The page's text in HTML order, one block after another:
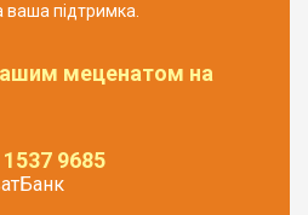
ваша підтримка.
меценатом на
9685